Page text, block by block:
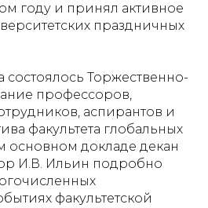
году и принял активное
праздничных
состоялось Торжественно-
профессоров,
аспирантов и
факультета глобальных
основном докладе декан
И.В. Ильин подробно
факультетской